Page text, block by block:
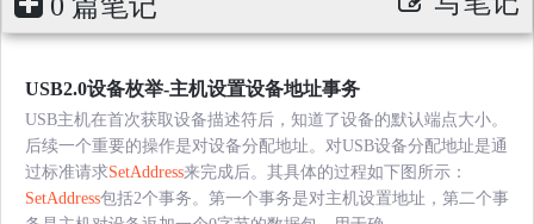
USB2.0设备枚举-主机设置设备地址事务
USB主机在首次获取设备描述符后，知道了设备的默认端点大小。
后续一个重要的操作是对设备分配地址。对USB设备分配地址是通
过标准请求SetAddress来完成后。其具体的过程如下图所示：
SetAddress包括2个事务。第一个事务是对主机设置地址，第二个事